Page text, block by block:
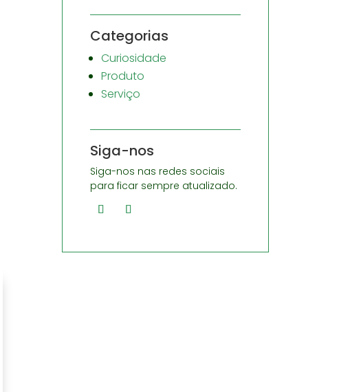
Categorias
Curiosidade
Produto
Serviço
Siga-nos
Siga-nos nas redes sociais
para ficar sempre atualizado.